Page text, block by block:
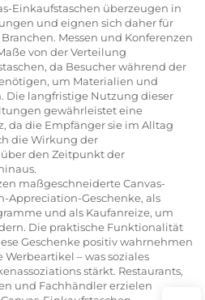
Einkaufstaschen überzeugen in
und eignen sich daher für
Messen und Konferenzen
von der Verteilung
da Besucher während der
um Materialien und
Die langfristige Nutzung dieser
gewährleistet eine
da die Empfänger sie im Alltag
die Wirkung der
den Zeitpunkt der
maßgeschneiderte Canvas-
Appreciation-Geschenke, als
und als Kaufanreize, um
Die praktische Funktionalität
Geschenke positiv wahrnehmen
– was soziales
stärkt. Restaurants,
und Fachhändler erzielen